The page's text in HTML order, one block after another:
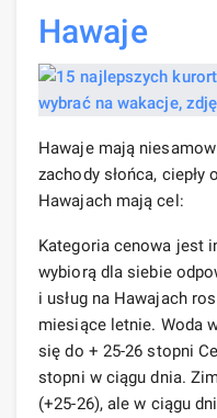
Hawaje
Hawaje mają
zachody słońca, ciepły
Hawajach mają cel:
Kategoria cenowa jest
wybiorą dla siebie
i usług na Hawajach
miesiące letnie. Woda
się do + 25-26 stopni
stopni w ciągu dnia.
(+25-26), ale w ciągu